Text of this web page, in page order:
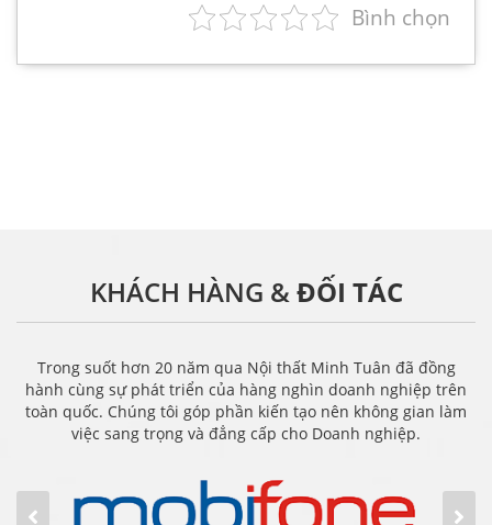
Bình chọn
KHÁCH HÀNG & ĐỐI TÁC
Trong suốt hơn 20 năm qua Nội thất Minh Tuân đã đồng
hành cùng sự phát triển của hàng nghìn doanh nghiệp trên
toàn quốc. Chúng tôi góp phần kiến tạo nên không gian làm
việc sang trọng và đẳng cấp cho Doanh nghiệp.